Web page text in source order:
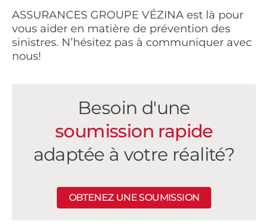
ASSURANCES GROUPE VÉZINA est là pour
vous aider en matière de prévention des
sinistres. N’hésitez pas à communiquer avec
nous!
Besoin d'une
soumission rapide
adaptée à votre réalité?
OBTENEZ UNE SOUMISSION